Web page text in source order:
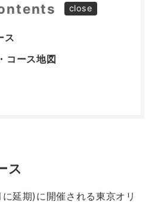
ス
コース地図
ス
延期)に開催される東京オリ